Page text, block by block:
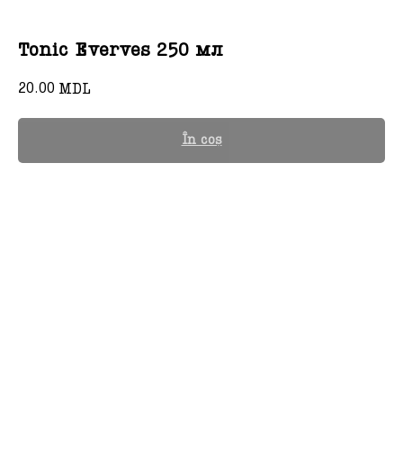
Tonic Everves 250 мл
20.00 MDL
În coș